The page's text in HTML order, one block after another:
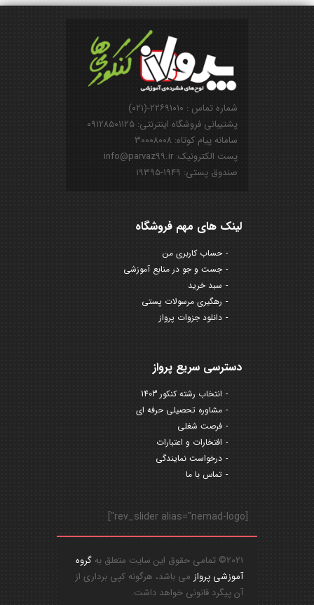
شماره تماس : ۲۲۶۹۱۰۱۰-(۰۲۱)
پشتیبانی فروشگاه اینترنتی: ۰۹۱۲۸۵۰۱۱۲۵
سامانه پیام کوتاه: ۳۰۰۰۸۰۰۸
پست الکترونیک: info@parvaz99.ir
صندوق پستی: ۱۹۴۹-۱۹۳۹۵
لینک های مهم فروشگاه
حساب کاربری من
جست و جو در منابع آموزشی
سبد خرید
رهگیری مرسولات پستی
دانلود جزوات پرواز
دسترسی سریع پرواز
انتخاب رشته کنکور 1403
مشاوره تحصیلی حرفه ای
فرصت شغلی
افتخارات و اعتبارات
درخواست نمایندگی
تماس با ما
[rev_slider alias="nemad-logo"]
2021© تمامی حقوق این سایت متعلق به
گروه
آموزشی پرواز می باشد، هرگونه کپی برداری از
آن پیگرد قانونی خواهد داشت.